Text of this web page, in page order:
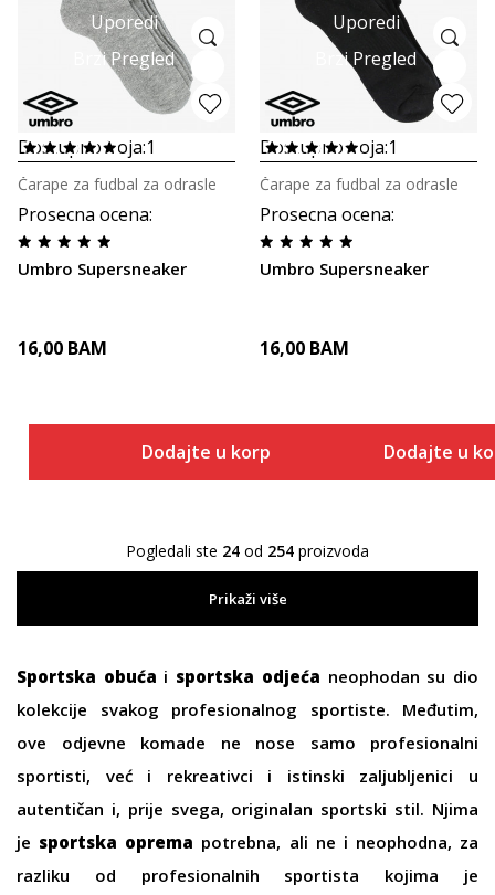
Uporedi
Brzi Pregled
Dostupno boja:1
Prosecna ocena:
Umbro Supersneaker
Čarape za fudbal za odrasle
16,00 BAM
Dodajte u korpu
Uporedi
Brzi Pregled
Dostupno boja:1
Prosecna ocena:
Umbro Supersneaker
Čarape za fudbal za odrasle
16,00 BAM
Dodajte u
Pogledali ste 24 od 254 proizvoda
Prikaži više
Sportska obuća i sportska odjeća neophodan su dio
kolekcije svakog profesionalnog sportiste. Međutim,
ove odjevne komade ne nose samo profesionalni
sportisti, već i rekreativci i istinski zaljubljenici u
autentičan i, prije svega, originalan sportski stil. Njima
je sportska oprema potrebna, ali ne i neophodna, za
razliku od profesionalnih sportista kojima je